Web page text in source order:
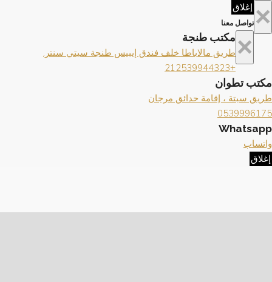
× إغلاق
تواصل معنا
× مكتب طنجة
طريق مالاباطا خلف فندق إيبيس طنجة سيتي سنتر.
+212539944323
مكتب تطوان
طريق سبتة ، إقامة حدائق مرجان
0539996175
Whatsapp
واتساب
إغلاق